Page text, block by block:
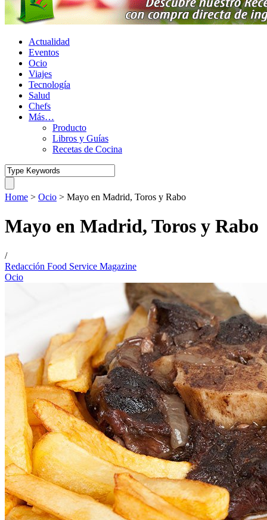
Actualidad
Eventos
Ocio
Viajes
Tecnología
Salud
Chefs
Más…
Producto
Libros y Guías
Recetas de Cocina
Home > Ocio > Mayo en Madrid, Toros y Rabo
Mayo en Madrid, Toros y Rabo
/
Redacción Food Service Magazine
Ocio